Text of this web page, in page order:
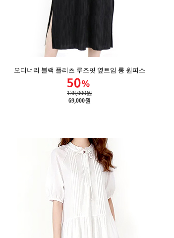
오디너리 블랙 플리츠 루즈핏 옆트임 롱 원피스
138,000원
69,000원